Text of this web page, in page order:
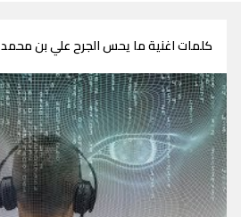
كلمات اغنية ما يحس الجرح علي بن محمد